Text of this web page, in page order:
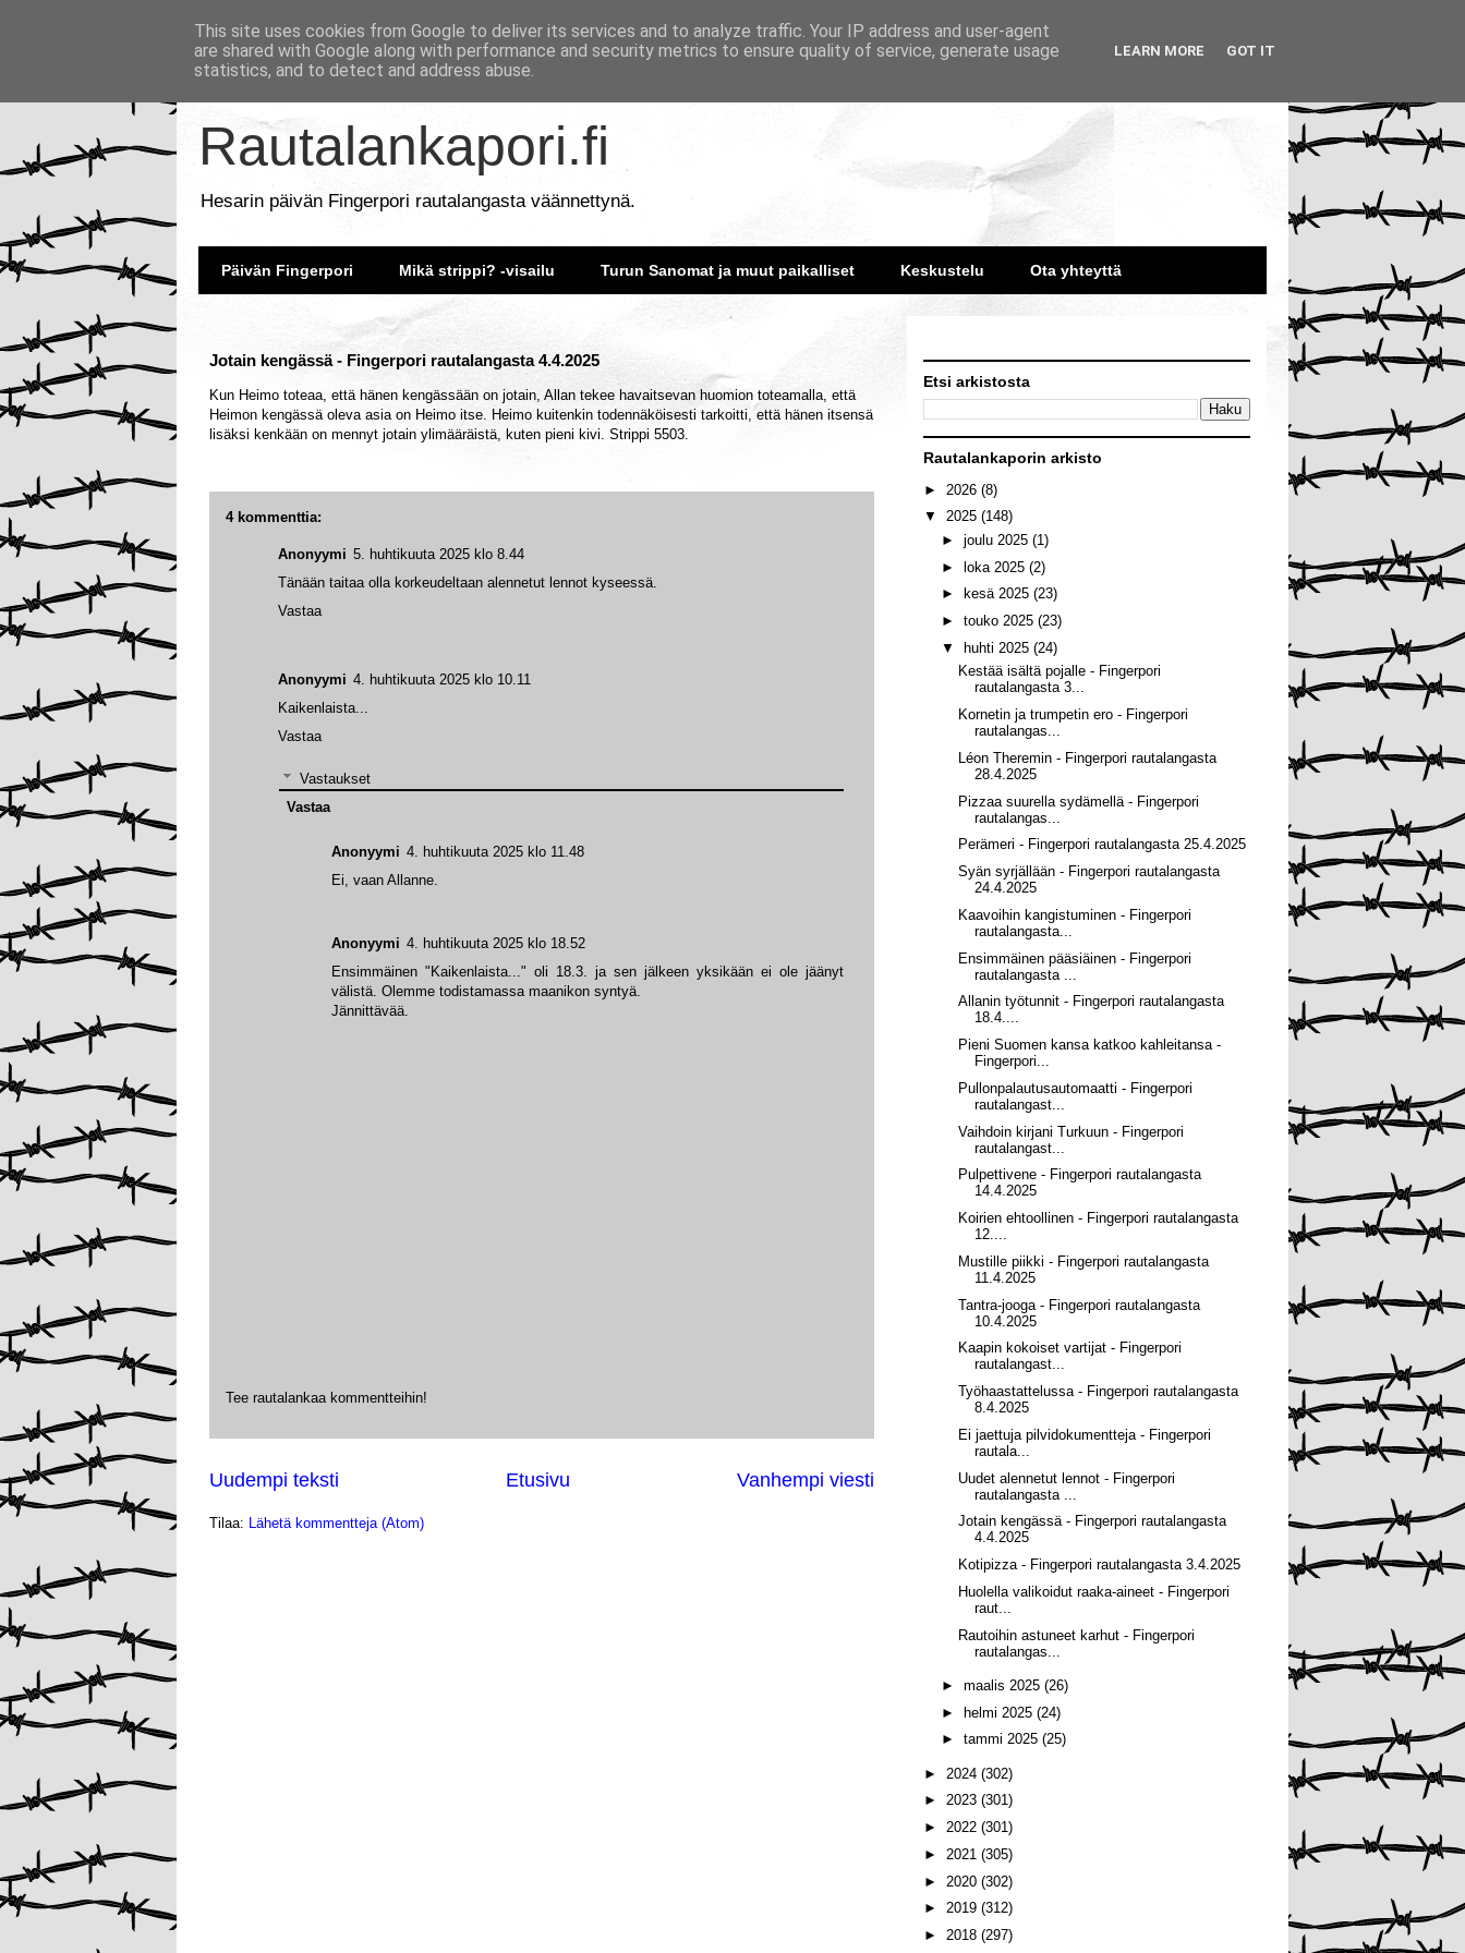
Rautalankapori.fi
Hesarin päivän Fingerpori rautalangasta väännettynä.
Päivän Fingerpori Mikä strippi? -visailu Turun Sanomat ja muut paikalliset Keskustelu Ota yhteyttä
Jotain kengässä - Fingerpori rautalangasta 4.4.2025
Kun Heimo toteaa, että hänen kengässään on jotain, Allan tekee havaitsevan huomion toteamalla, että
Heimon kengässä oleva asia on Heimo itse. Heimo kuitenkin todennäköisesti tarkoitti, että hänen itsensä
lisäksi kenkään on mennyt jotain ylimääräistä, kuten pieni kivi. Strippi 5503.
4 kommenttia:
Anonyymi 4. huhtikuuta 2025 klo 10.11
Kaikenlaista...
Vastaa
Vastaukset
Anonyymi 4. huhtikuuta 2025 klo 11.48
Ei, vaan Allanne.
Anonyymi 4. huhtikuuta 2025 klo 18.52
Ensimmäinen "Kaikenlaista..." oli 18.3. ja sen jälkeen yksikään ei ole jäänyt
välistä. Olemme todistamassa maanikon syntyä.
Jännittävää.
Vastaa
Anonyymi 5. huhtikuuta 2025 klo 8.44
Tänään taitaa olla korkeudeltaan alennetut lennot kyseessä.
Vastaa
Tee rautalankaa kommentteihin!
Uudempi teksti Vanhempi viesti
Etusivu
Tilaa: Lähetä kommentteja (Atom)
Etsi arkistosta
Rautalankaporin arkisto
► 2026 (8)
▼ 2025 (148)
► joulu 2025 (1)
► loka 2025 (2)
►
kesä 2025 (23)
► touko 2025 (23)
▼
huhti 2025 (24)
Kestää isältä pojalle - Fingerpori
rautalangasta 3...
Kornetin ja trumpetin ero - Fingerpori
rautalangas...
Léon Theremin - Fingerpori rautalangasta
28.4.2025
Pizzaa suurella sydämellä - Fingerpori
rautalangas...
Perämeri - Fingerpori rautalangasta 25.4.2025
Syän syrjällään - Fingerpori rautalangasta
24.4.2025
Kaavoihin kangistuminen - Fingerpori
rautalangasta...
Ensimmäinen pääsiäinen - Fingerpori
rautalangasta ...
Allanin työtunnit - Fingerpori rautalangasta
18.4....
Pieni Suomen kansa katkoo kahleitansa -
Fingerpori...
Pullonpalautusautomaatti - Fingerpori
rautalangast...
Vaihdoin kirjani Turkuun - Fingerpori
rautalangast...
Pulpettivene - Fingerpori rautalangasta
14.4.2025
Koirien ehtoollinen - Fingerpori rautalangasta
12....
Mustille piikki - Fingerpori rautalangasta
11.4.2025
Tantra-jooga - Fingerpori rautalangasta
10.4.2025
Kaapin kokoiset vartijat - Fingerpori
rautalangast...
Työhaastattelussa - Fingerpori rautalangasta
8.4.2025
Ei jaettuja pilvidokumentteja - Fingerpori
rautala...
Uudet alennetut lennot - Fingerpori
rautalangasta ...
Jotain kengässä - Fingerpori rautalangasta
4.4.2025
Kotipizza - Fingerpori rautalangasta 3.4.2025
Huolella valikoidut raaka-aineet - Fingerpori
raut...
Rautoihin astuneet karhut - Fingerpori
rautalangas...
► maalis 2025 (26)
► helmi 2025 (24)
► tammi 2025 (25)
► 2024 (302)
► 2023 (301)
► 2022 (301)
► 2021 (305)
► 2020 (302)
► 2019 (312)
► 2018 (297)
This site uses cookies from Google to deliver its services and to analyze traffic. Your IP address and user-agent
are shared with Google along with performance and security metrics to ensure quality of service, generate usage
statistics, and to detect and address abuse.
LEARN MORE GOT IT